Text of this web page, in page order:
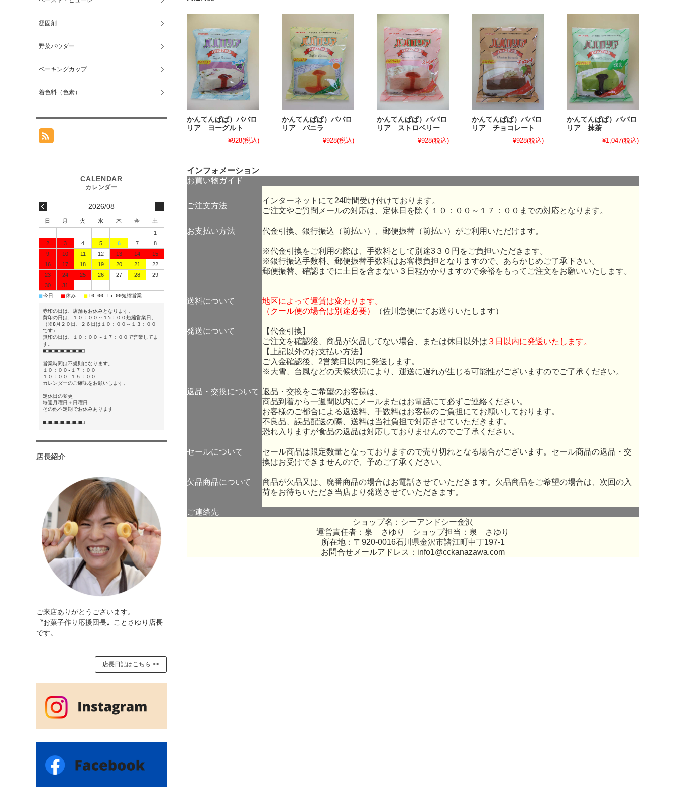
かんてんぱぱ）ババロ
リア ヨーグルト
¥928(税込)
かんてんぱぱ）ババロ
リア バニラ
¥928(税込)
かんてんぱぱ）ババロ
リア ストロベリー
¥928(税込)
かんてんぱぱ）ババロ
リア チョコレート
¥928(税込)
かんてんぱぱ）ババロ
リア 抹茶
¥1,047(税込)
インフォメーション
お買い物ガイド
ご注文方法
インターネットにて24時間受け付けております。
ご注文やご質問メールの対応は、定休日を除く１０：００～１７：００までの対応となります。
お支払い方法 代金引換、銀行振込（前払い）、郵便振替（前払い）がご利用いただけます。
※代金引換をご利用の際は、手数料として別途3３０円をご負担いただきます。
※銀行振込手数料、郵便振替手数料はお客様負担となりますので、あらかじめご了承下さい。
郵便振替、確認までに土日を含まない３日程かかりますので余裕をもってご注文をお願いいたします。
送料について
地区によって運賃は変わります。
（クール便の場合は別途必要）
（佐川急便にてお送りいたします）
発送について
【代金引換】
ご注文を確認後、商品が欠品してない場合、または休日以外は ３日以内に発送いたします。
【上記以外のお支払い方法】
ご入金確認後、2営業日以内に発送します。
※大雪、台風などの天候状況により、運送に遅れが生じる可能性がございますのでご了承ください。
返品・交換について 返品・交換をご希望のお客様は、
商品到着から一週間以内にメールまたはお電話にて必ずご連絡ください。
お客様のご都合による返送料、手数料はお客様のご負担にてお願いしております。
不良品、誤品配送の際、送料は当社負担で対応させていただきます。
恐れ入りますが食品の返品は対応しておりませんのでご了承ください。
セールについて
セール商品は限定数量となっておりますので売り切れとなる場合がございます。セール商品の返品・交
換はお受けできませんので、予めご了承ください。
欠品商品について
商品が欠品又は、廃番商品の場合はお電話させていただきます。欠品商品をご希望の場合は、次回の入
荷をお待ちいただき当店より発送させていただきます。
ご連絡先
ショップ名：シーアンドシー金沢
運営責任者：泉 さゆり ショップ担当：泉 さゆり
所在地：〒920-0016石川県金沢市諸江町中丁197-1
お問合せメールアドレス： info1@cckanazawa.com
凝固剤
野菜パウダー
ベーキングカップ
着色料（色素）
2026/08
日 月 火 水 木 金
土
1
2
3 4 5 6 7
8
9
10 11 12 13 14
15
16
17 18 19 20 21
22
23
24 25 26 27 28
29
30
31
■今日 ■休み ■ 10:00-15:00短縮営業
赤印の日は、店舗もお休みとなります。
黄印の日は、１０：００～１5：００短縮営業日。
（※8月２０日、２６日は１０：００～１３：００
です）
無印の日は、１０：００～１７：００で営業してま
す。
■□■□■□■□■□■□■□
営業時間は不規則になります。
１０：００-１７：００
１０：００-１５：００
カレンダーのご確認をお願いします。
定休日の変更
毎週月曜日＋日曜日
その他不定期でお休みあります
■□■□■□■□■□■□■□
店長紹介
ご来店ありがとうございます。
〝お菓子作り応援団長〟ことさゆり店長
です。
店長日記はこちら >>